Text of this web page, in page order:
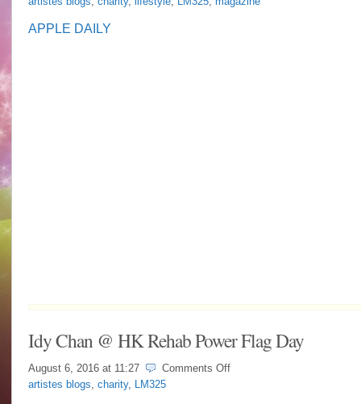
Chan’s
APPLE DAILY
Idy Chan @ HK Rehab Power Flag Day
August 6, 2016 at 11:27 Comments Offon
artistes blogs, charity, LM325